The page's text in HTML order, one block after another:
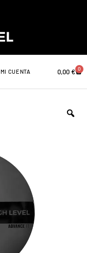
MI CUENTA 0,00€ 0